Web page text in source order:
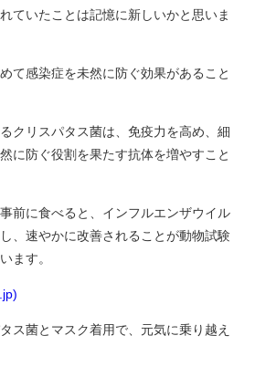
ていたことは記憶に新しいかと思いま
て感染症を未然に防ぐ効果があること
クリスパタス菌は、免疫力を高め、細
に防ぐ役割を果たす抗体を増やすこと
前に食べると、インフルエンザウイル
、速やかに改善されることが動物試験
ます。
ス菌とマスク着用で、元気に乗り越え